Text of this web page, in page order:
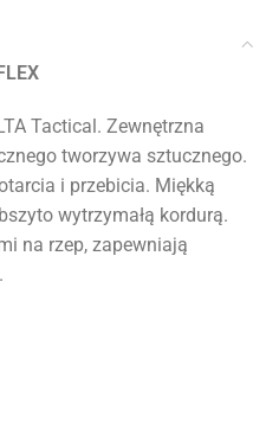
Tactical. Zewnętrzna
tworzywa sztucznego.
i przebicia. Miękką
wytrzymałą kordurą.
na rzep, zapewniają